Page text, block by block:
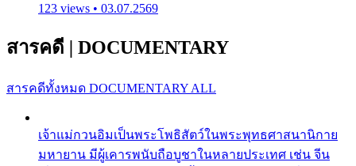
123 views • 03.07.2569
สารคดี | DOCUMENTARY
สารคดีทั้งหมด DOCUMENTARY ALL
เจ้าแม่กวนอิมเป็นพระโพธิสัตว์ในพระพุทธศาสนานิกาย
มหายาน มีผู้เคารพนับถือบูชาในหลายประเทศ เช่น จีน